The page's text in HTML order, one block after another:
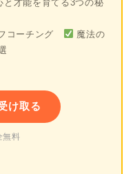
と才能を育てる3つの秘
コーチング
魔法の
け取る
無料